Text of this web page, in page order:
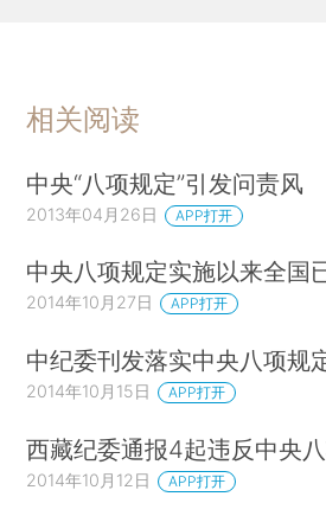
相关阅读
中央“八项规定”引发问责风
2013年04月26日 APP打开
中央八项规定实施以来全国
2014年10月27日 APP打开
中纪委刊发落实中央八项规
2014年10月15日 APP打开
西藏纪委通报4起违反中央
2014年10月12日 APP打开